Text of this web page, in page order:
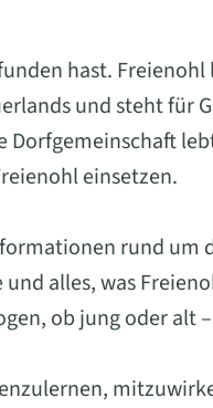
hast.
und steht für
Dorfgemeinschaft
einsetzen.
rund um
alles, was
ob jung oder alt